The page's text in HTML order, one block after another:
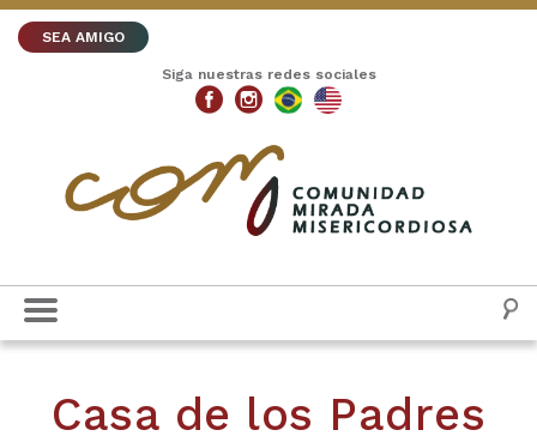
SEA AMIGO
Siga nuestras redes sociales
Casa de los Padres